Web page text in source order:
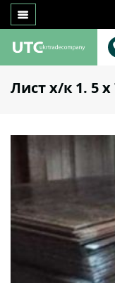
Лист х/к 1. 5 х